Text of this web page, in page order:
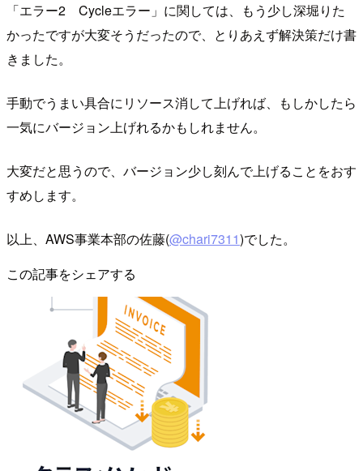
「エラー2 Cycleエラー」に関しては、もう少し深堀りた
かったですが大変そうだったので、とりあえず解決策だけ書
きました。
手動でうまい具合にリソース消して上げれば、もしかしたら
一気にバージョン上げれるかもしれません。
大変だと思うので、バージョン少し刻んで上げることをおす
すめします。
以上、AWS事業本部の佐藤(@chari7311)でした。
この記事をシェアする